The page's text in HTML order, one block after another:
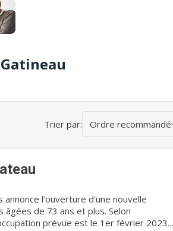
Trier par: Ordre recommandé
annonce l'ouverture d'une nouvelle
de 73 ans et plus. Selon
prévue est le 1er février 2023.